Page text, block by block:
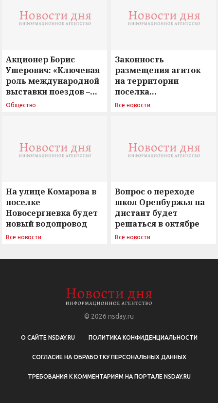
Акционер Борис
Ушерович: «Ключевая
роль международной
выставки поездов –
поиск ответов на
Общество
Законность
размещения агиток
на территории
поселка
Новосергиевка
Все новости
На улице Комарова в
поселке
Новосергиевка будет
новый водопровод
Все новости
Вопрос о переходе
школ Оренбуржья на
дистант будет
решаться в октябре
Все новости
© 2026 nsday.ru
О САЙТЕ NSDAY.RU ПОЛИТИКА КОНФИДЕНЦИАЛЬНОСТИ
СОГЛАСИЕ НА ОБРАБОТКУ ПЕРСОНАЛЬНЫХ ДАННЫХ
ТРЕБОВАНИЯ К КОММЕНТАРИЯМ НА ПОРТАЛЕ NSDAY.RU